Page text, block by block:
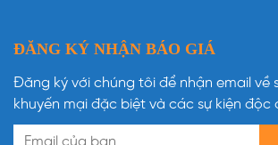
ĐĂNG KÝ NHẬN BÁO GIÁ
Đăng ký với chúng tôi để nhận email về
khuyến mại đặc biệt và các sự kiện độc